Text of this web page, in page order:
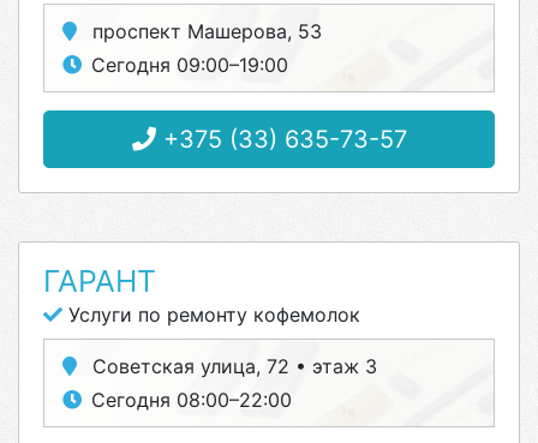
проспект Машерова, 53
Сегодня 09:00–19:00
+375 (33) 635-73-57
ГАРАНТ
Услуги по ремонту кофемолок
Советская улица, 72 • этаж 3
Сегодня 08:00–22:00